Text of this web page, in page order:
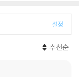
설정
추천순